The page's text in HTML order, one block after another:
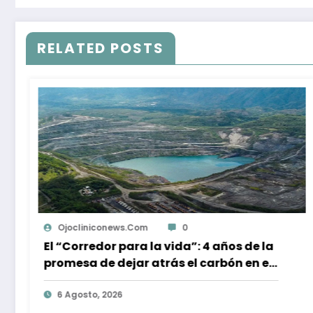
RELATED POSTS
Ojocliniconews.com 0
Entre dos huracanes, documental
Horizontes de Resiliencia muestra la
reconstrucción comunitaria de
Acapulco
6 Agosto, 2026